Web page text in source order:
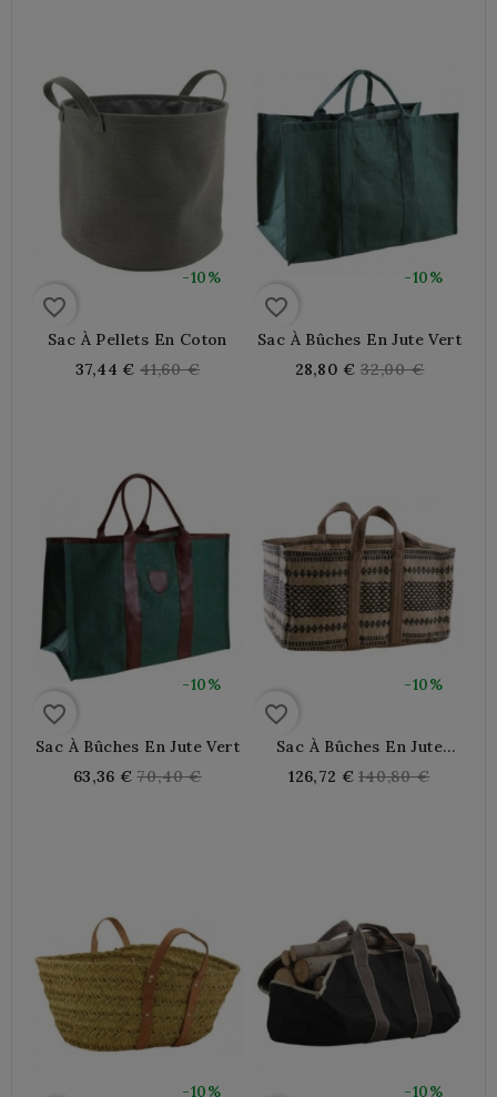
-10%
favorite_border
Sac À Pellets En Coton
37,44 € Regular
41,60 €
-10%
favorite_border
Sac À Bûches En Jute Vert
28,80 € Regular
32,00 €
-10%
favorite_border
Sac À Bûches En Jute Vert
63,36 € Regular
70,40 €
-10%
favorite_border
Sac À Bûches En Jute
Coloré
126,72 € Regular
140,80 €
-10% -10%